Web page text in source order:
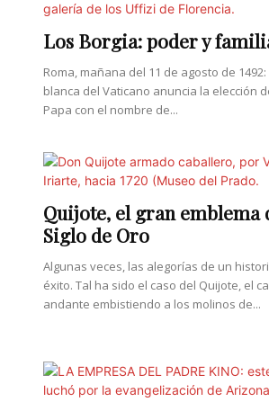
Los Borgia: poder y
Roma, mañana del 11 de agosto de
blanca del Vaticano anuncia la elección
Papa con el nombre de...
Quijote, el gran emblema
Siglo de Oro
Algunas veces, las alegorías de un
éxito. Tal ha sido el caso del Quijote, el
andante embistiendo a los molinos de...